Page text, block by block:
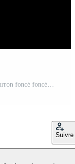
lignes dorées abstraites brillantes sur fond marron foncé foncé avec effet d'éclairage et éclat avec espace de copie pour le texte. Vecteur Gratuit
Suivre